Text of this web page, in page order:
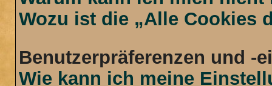
Wozu ist die „Alle Cookies
Benutzerpräferenzen und -
Wie kann ich meine